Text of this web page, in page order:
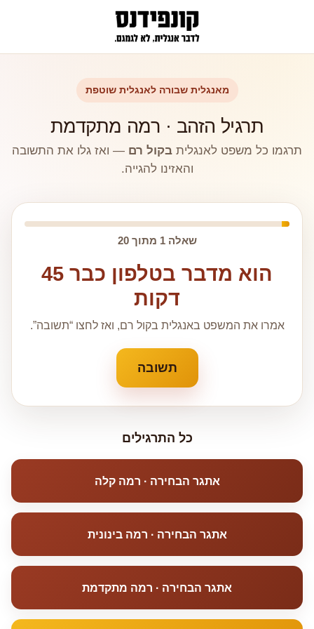
מאנגלית שבורה לאנגלית שוטפת
תרגיל הזהב · רמה מתקדמת
תרגמו כל משפט לאנגלית בקול רם — ואז גלו את התשובה
והאזינו להגייה.
שאלה 1 מתוך 20
הוא מדבר בטלפון כבר 45
דקות
אמרו את המשפט באנגלית בקול רם, ואז לחצו “תשובה”.
תשובה
כל התרגילים
אתגר הבחירה · רמה קלה
אתגר הבחירה · רמה בינונית
אתגר הבחירה · רמה מתקדמת